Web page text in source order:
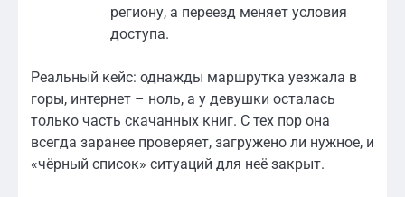
региону, а переезд меняет условия
доступа.
Реальный кейс: однажды маршрутка уезжала в
горы, интернет – ноль, а у девушки осталась
только часть скачанных книг. С тех пор она
всегда заранее проверяет, загружено ли нужное, и
«чёрный список» ситуаций для неё закрыт.